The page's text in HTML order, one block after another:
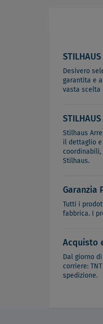
Desivero
garantita e
vasta scelta
STILHAUS
Stilhaus
il dettaglio e
coordinabili,
Stilhaus.
Garanzia
Tutti i
fabbrica. I
Acquisto
Dal giorno
corriere:
spedizione.